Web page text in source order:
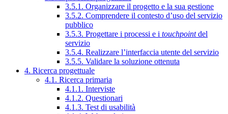
3.5.1. Organizzare il progetto e la sua gestione
3.5.2. Comprendere il contesto d’uso del servizio
pubblico
3.5.3. Progettare i processi e i touchpointdel
servizio
3.5.4. Realizzare l’interfaccia utente del servizio
3.5.5. Validare la soluzione ottenuta
4. Ricerca progettuale
4.1. Ricerca primaria
4.1.1. Interviste
4.1.2. Questionari
4.1.3. Test di usabilità